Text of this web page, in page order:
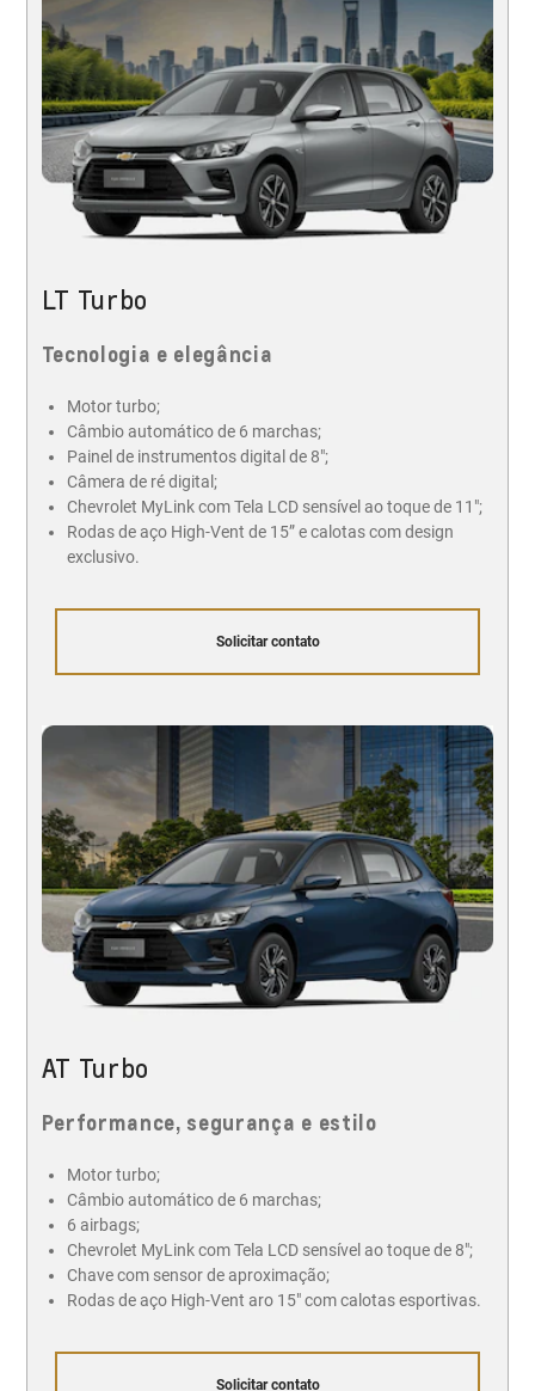
LT Turbo
Tecnologia e elegância
Motor turbo;
Câmbio automático de 6 marchas;
Painel de instrumentos digital de 8";
Câmera de ré digital;
Chevrolet MyLink com Tela LCD sensível ao toque de 11";
Rodas de aço High-Vent de 15” e calotas com design
exclusivo.
Solicitar contato
AT Turbo
Performance, segurança e estilo
Motor turbo;
Câmbio automático de 6 marchas;
6 airbags;
Chevrolet MyLink com Tela LCD sensível ao toque de 8";
Chave com sensor de aproximação;
Rodas de aço High-Vent aro 15" com calotas esportivas.
Solicitar contato